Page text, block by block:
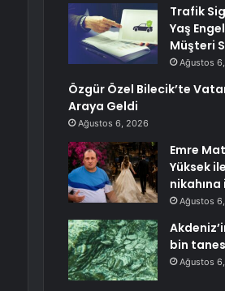
Trafik
Yaş
Müşteri
Ağustos
Özgür Özel Bilecik’te
Araya Geldi
Ağustos 6, 2026
Emre
Yüksek
Ağustos
bin
Ağustos